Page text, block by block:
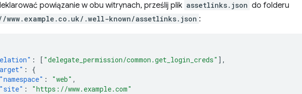
powiązanie w obu witrynach, prześlij plik assetlinks.json do folderu
.well-known/assetlinks.json :
: [ "delegate_permission/common.get_login_creds" ],
:
{
"namespace" : "web" ,
"site" :
"https://www.example.com"